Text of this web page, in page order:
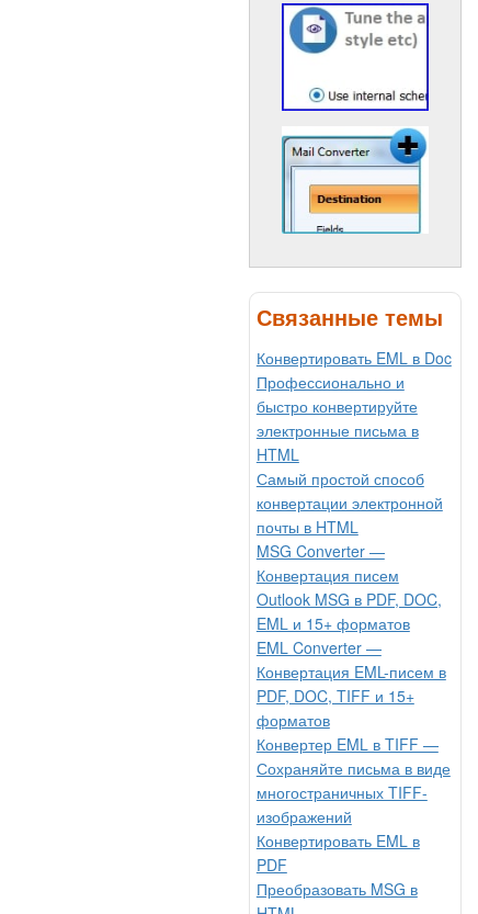
Связанные темы
Конвертировать EML в Doc
Профессионально и
быстро конвертируйте
электронные письма в
HTML
Самый простой способ
конвертации электронной
почты в HTML
MSG Converter —
Конвертация писем
Outlook MSG в PDF, DOC,
EML и 15+ форматов
EML Converter —
Конвертация EML-писем в
PDF, DOC, TIFF и 15+
форматов
Конвертер EML в TIFF —
Сохраняйте письма в виде
многостраничных TIFF-
изображений
Конвертировать EML в
PDF
Преобразовать MSG в